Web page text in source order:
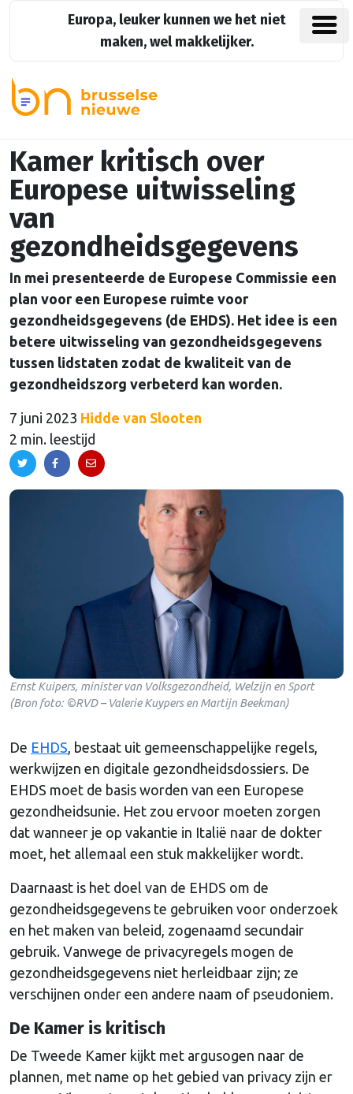
Europa, leuker kunnen we het niet
maken, wel makkelijker.
Kamer kritisch over
Europese uitwisseling
van
gezondheidsgegevens
In mei presenteerde de Europese Commissie een
plan voor een Europese ruimte voor
gezondheidsgegevens (de EHDS). Het idee is een
betere uitwisseling van gezondheidsgegevens
tussen lidstaten zodat de kwaliteit van de
gezondheidszorg verbeterd kan worden.
7 juni 2023 Hidde van Slooten
2 min. leestijd
Ernst Kuipers, minister van Volksgezondheid, Welzijn en Sport
(Bron foto: ©RVD – Valerie Kuypers en Martijn Beekman)
De EHDS , bestaat uit gemeenschappelijke regels,
werkwijzen en digitale gezondheidsdossiers. De
EHDS moet de basis worden van een Europese
gezondheidsunie. Het zou ervoor moeten zorgen
dat wanneer je op vakantie in Italië naar de dokter
moet, het allemaal een stuk makkelijker wordt.
Daarnaast is het doel van de EHDS om de
gezondheidsgegevens te gebruiken voor onderzoek
en het maken van beleid, zogenaamd secundair
gebruik. Vanwege de privacyregels mogen de
gezondheidsgegevens niet herleidbaar zijn; ze
verschijnen onder een andere naam of pseudoniem.
De Kamer is kritisch
De Tweede Kamer kijkt met argusogen naar de
plannen, met name op het gebied van privacy zijn er